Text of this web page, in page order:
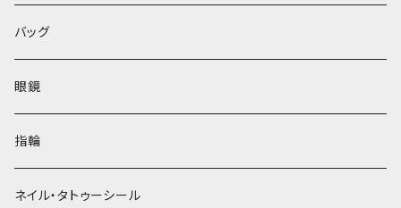
バッグ
眼鏡
指輪
ネイル・タトゥーシール